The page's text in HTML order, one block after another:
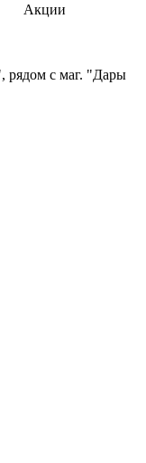
Акции
рядом с маг. "Дары